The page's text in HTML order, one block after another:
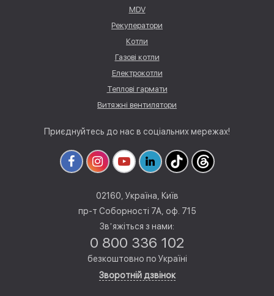
MDV
Рекуператори
Котли
Газові котли
Електрокотли
Теплові гармати
Витяжні вентилятори
Приєднуйтесь до нас в соціальних мережах!
02160, Україна, Київ
пр-т Соборності 7А, оф. 715
Звʼяжіться з нами:
0 800 336 102
безкоштовно по Україні
Зворотній дзвінок